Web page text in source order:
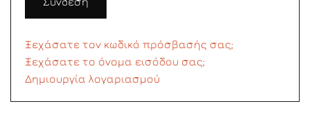
Ξεχάσατε τον κωδικό πρόσβασής σας;
Ξεχάσατε το όνομα εισόδου σας;
Δημιουργία λογαριασμού